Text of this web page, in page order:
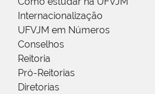
Internacionalização
UFVJM em Números
Conselhos
Reitoria
Pró-Reitorias
Diretorias